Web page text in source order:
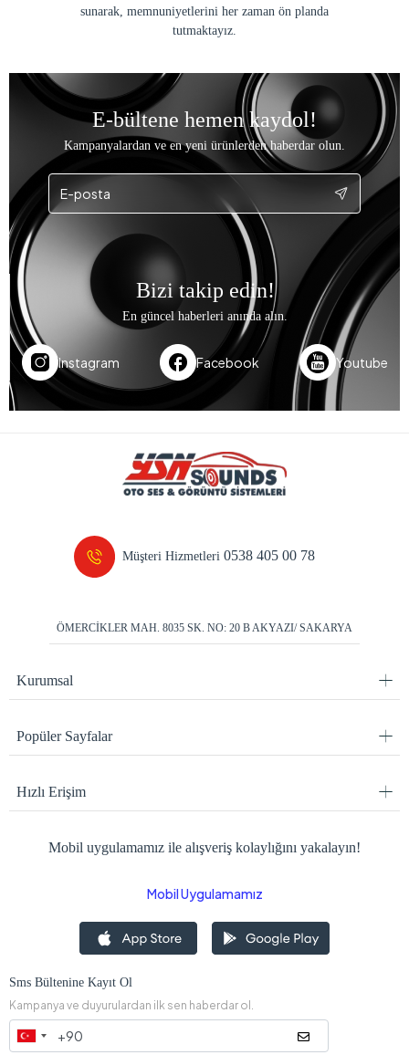
sunarak, memnuniyetlerini her zaman ön planda
tutmaktayız.
E-bültene hemen kaydol!
Kampanyalardan ve en yeni ürünlerden haberdar olun.
Bizi takip edin!
En güncel haberleri anında alın.
Instagram Facebook Youtube
Müşteri Hizmetleri0538 405 00 78
ÖMERCİKLER MAH. 8035 SK. NO: 20 B AKYAZI/ SAKARYA
Kurumsal
Popüler Sayfalar
Hızlı Erişim
Mobil uygulamamız ile alışveriş kolaylığını yakalayın!
Mobil Uygulamamız
Sms Bültenine Kayıt Ol
Kampanya ve duyurulardan ilk sen haberdar ol.